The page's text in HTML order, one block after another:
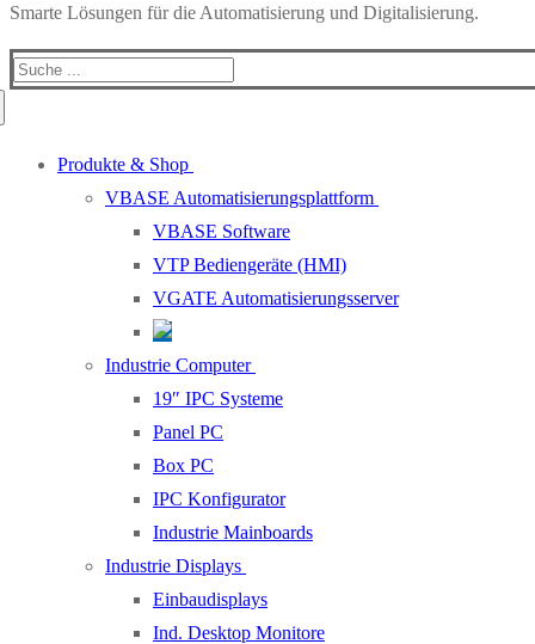
Smarte Lösungen für die Automatisierung und Digitalisierung.
Search
Produkte & Shop
VBASE Automatisierungsplattform
VBASE Software
VTP Bediengeräte (HMI)
VGATE Automatisierungsserver
Industrie Computer
19″ IPC Systeme
Panel PC
Box PC
IPC Konfigurator
Industrie Mainboards
Industrie Displays
Einbaudisplays
Ind. Desktop Monitore